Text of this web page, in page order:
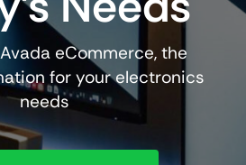
eCommerce, the
for your electronics
needs